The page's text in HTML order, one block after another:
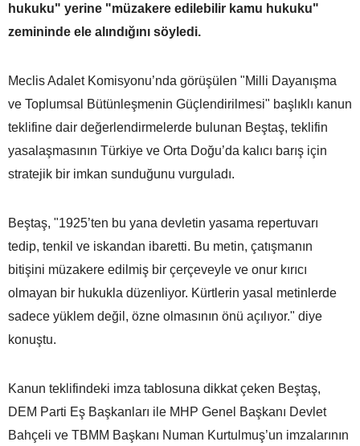
hukuku" yerine "müzakere edilebilir kamu hukuku"
zemininde ele alındığını söyledi.
Meclis Adalet Komisyonu’nda görüşülen "Milli Dayanışma
ve Toplumsal Bütünleşmenin Güçlendirilmesi" başlıklı kanun
teklifine dair değerlendirmelerde bulunan Beştaş, teklifin
yasalaşmasının Türkiye ve Orta Doğu’da kalıcı barış için
stratejik bir imkan sunduğunu vurguladı.
Beştaş, "1925’ten bu yana devletin yasama repertuvarı
tedip, tenkil ve iskandan ibaretti. Bu metin, çatışmanın
bitişini müzakere edilmiş bir çerçeveyle ve onur kırıcı
olmayan bir hukukla düzenliyor. Kürtlerin yasal metinlerde
sadece yüklem değil, özne olmasının önü açılıyor." diye
konuştu.
Kanun teklifindeki imza tablosuna dikkat çeken Beştaş,
DEM Parti Eş Başkanları ile MHP Genel Başkanı Devlet
Bahçeli ve TBMM Başkanı Numan Kurtulmuş’un imzalarının